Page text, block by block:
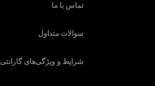
تماس با ما
سوالات متداول
شرایط و ویژگی‌های گارانتی